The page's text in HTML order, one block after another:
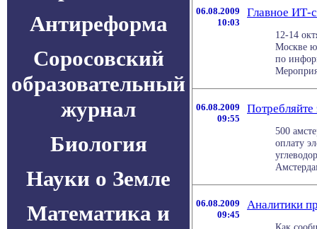
Антиреформа
Соросовский
образовательный
журнал
Биология
Науки о Земле
Математика и
06.08.2009
10:03
Главное ИТ-
12-14
Москве
по
06.08.2009
09:55
500
оплату
06.08.2009
09:45
Аналитики